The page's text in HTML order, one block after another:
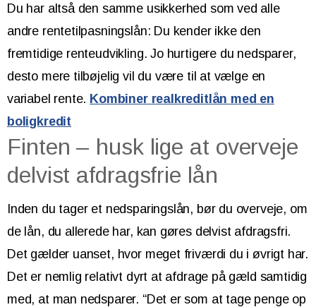
Du har altså den samme usikkerhed som ved alle
andre rentetilpasningslån: Du kender ikke den
fremtidige renteudvikling. Jo hurtigere du nedsparer,
desto mere tilbøjelig vil du være til at vælge en
variabel rente. Kombiner realkreditlån med en
boligkredit
Finten – husk lige at overveje
delvist afdragsfrie lån
Inden du tager et nedsparingslån, bør du overveje, om
de lån, du allerede har, kan gøres delvist afdragsfri.
Det gælder uanset, hvor meget friværdi du i øvrigt har.
Det er nemlig relativt dyrt at afdrage på gæld samtidig
med, at man nedsparer. “Det er som at tage penge op